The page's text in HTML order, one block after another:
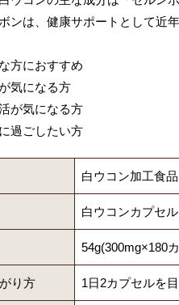
ンは、健康サポートとして近
方におすすめ
気になる方
が気になる方
過ごしたい方
白ウコン加工食品
白ウコンカプセ
54g(300mg×180
り方 1日2カプセルを